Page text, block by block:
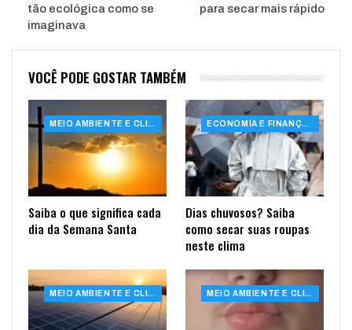
tão ecológica como se
imaginava
para secar mais rápido
VOCÊ PODE GOSTAR TAMBÉM
MEIO AMBIENTE E CLIMA
Saiba o que significa cada
dia da Semana Santa
ECONOMIA E FINANÇAS
Dias chuvosos? Saiba
como secar suas roupas
neste clima
MEIO AMBIENTE E CLIMA MEIO AMBIENTE E CLIMA